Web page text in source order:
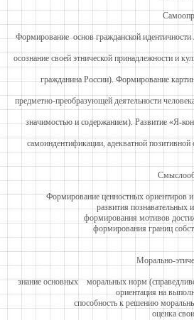
Формирование основ гражданской идентичности
осознание своей этнической принадлежности и
гражданина России). Формирование
предметно-преобразующей деятельности
значимостью и содержанием). Развитие «Я-
самоиндентификации, адекватной
Формирование ценностных ориентиров
развития познавательных
формирования мотивов
формирования границ
Морально-
знание основных моральных норм
ориентация на
способность к решению
оценка